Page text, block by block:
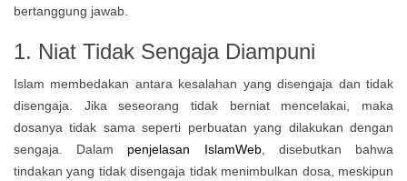
bertanggung jawab.
1. Niat Tidak Sengaja Diampuni
Islam membedakan antara kesalahan yang disengaja dan tidak
disengaja. Jika seseorang tidak berniat mencelakai, maka
dosanya tidak sama seperti perbuatan yang dilakukan dengan
sengaja. Dalam
penjelasan IslamWeb, disebutkan bahwa
tindakan yang tidak disengaja tidak menimbulkan dosa, meskipun